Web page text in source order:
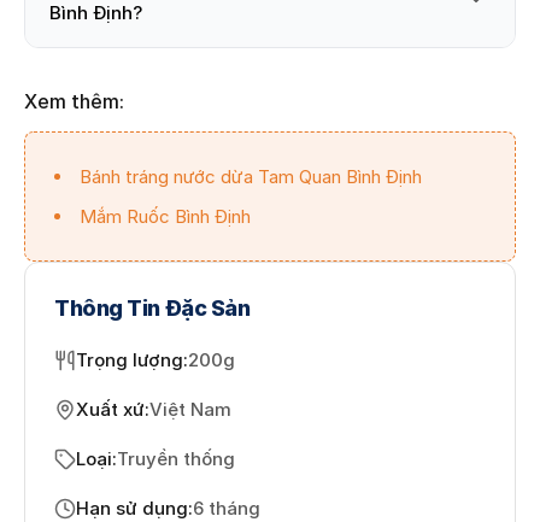
Bình Định?
Xem thêm:
Bánh tráng nước dừa Tam Quan Bình Định
Mắm Ruốc Bình Định
Thông Tin Đặc Sản
Trọng lượng:200g
Xuất xứ:Việt Nam
Loại:Truyền thống
Hạn sử dụng:6 tháng